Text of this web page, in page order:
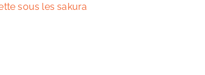
sous les sakura